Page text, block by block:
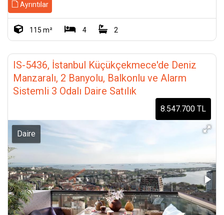
Ayrıntılar
115 m² 4 2
IS-5436, İstanbul Küçükçekmece'de Deniz
Manzaralı, 2 Banyolu, Balkonlu ve Alarm
Sistemli 3 Odalı Daire Satılık
8.547.700 TL
Daire